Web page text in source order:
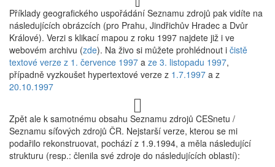
Příklady geografického uspořádání Seznamu zdrojů pak vidíte na
následujících obrázcích (pro Prahu, Jindřichův Hradec a Dvůr
Králové). Verzi s klikací mapou z roku 1997 najdete již i ve
webovém archivu (zde). Na živo si můžete prohlédnout i čistě
textové verze z 1. července 1997 a ze 3. listopadu 1997,
případně vyzkoušet hypertextové verze z 1.7.1997 a z
20.10.1997
Zpět ale k samotnému obsahu Seznamu zdrojů CESnetu /
Seznamu síťových zdrojů ČR. Nejstarší verze, kterou se mi
podařilo rekonstruovat, pochází z 1.9.1994, a měla následující
strukturu (resp.: členila své zdroje do následujících oblastí):